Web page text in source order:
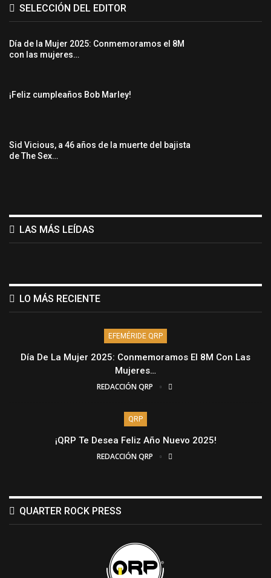
SELECCIÓN DEL EDITOR
Día de la Mujer 2025: Conmemoramos el 8M
con las mujeres…
¡Feliz cumpleaños Bob Marley!
Sid Vicious, a 46 años de la muerte del bajista
de The Sex…
LAS MÁS LEÍDAS
LO MÁS RECIENTE
EFEMÉRIDE QRP
Día De La Mujer 2025: Conmemoramos El 8M Con Las
Mujeres…
REDACCIÓN QRP
QRP
¡QRP Te Desea Feliz Año Nuevo 2025!
REDACCIÓN QRP
QUARTER ROCK PRESS